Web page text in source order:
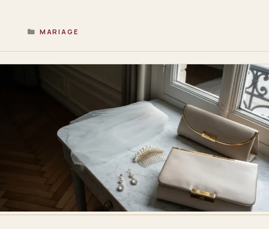
CATÉGORIES
MARIAGE